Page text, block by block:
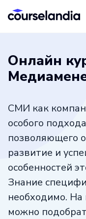
Онлайн
СМИ как
особого
позволяющего
развитие и
особенностей
Знание
необходимо. На
можно